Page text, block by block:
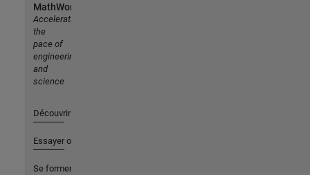
MathWorks
Accelerating
the
pace of
engineering
and
science
Découvrir les produits
Essayer ou acheter
Se former